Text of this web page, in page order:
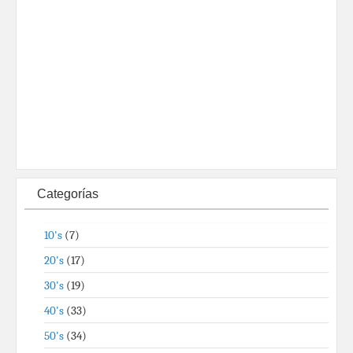
Categorías
10's (7)
20's (17)
30's (19)
40's (33)
50's (34)